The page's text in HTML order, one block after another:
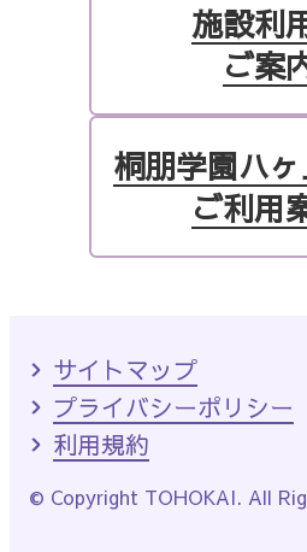
施設利
ご案
桐朋学園ハ
ご利用
サイトマップ
プライバシーポリシー
利用規約
© Copyright TOHOKAI. All